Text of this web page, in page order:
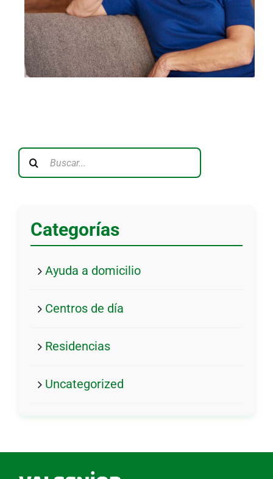
Buscar:
Categorías
Ayuda a domicilio
Centros de día
Residencias
Uncategorized